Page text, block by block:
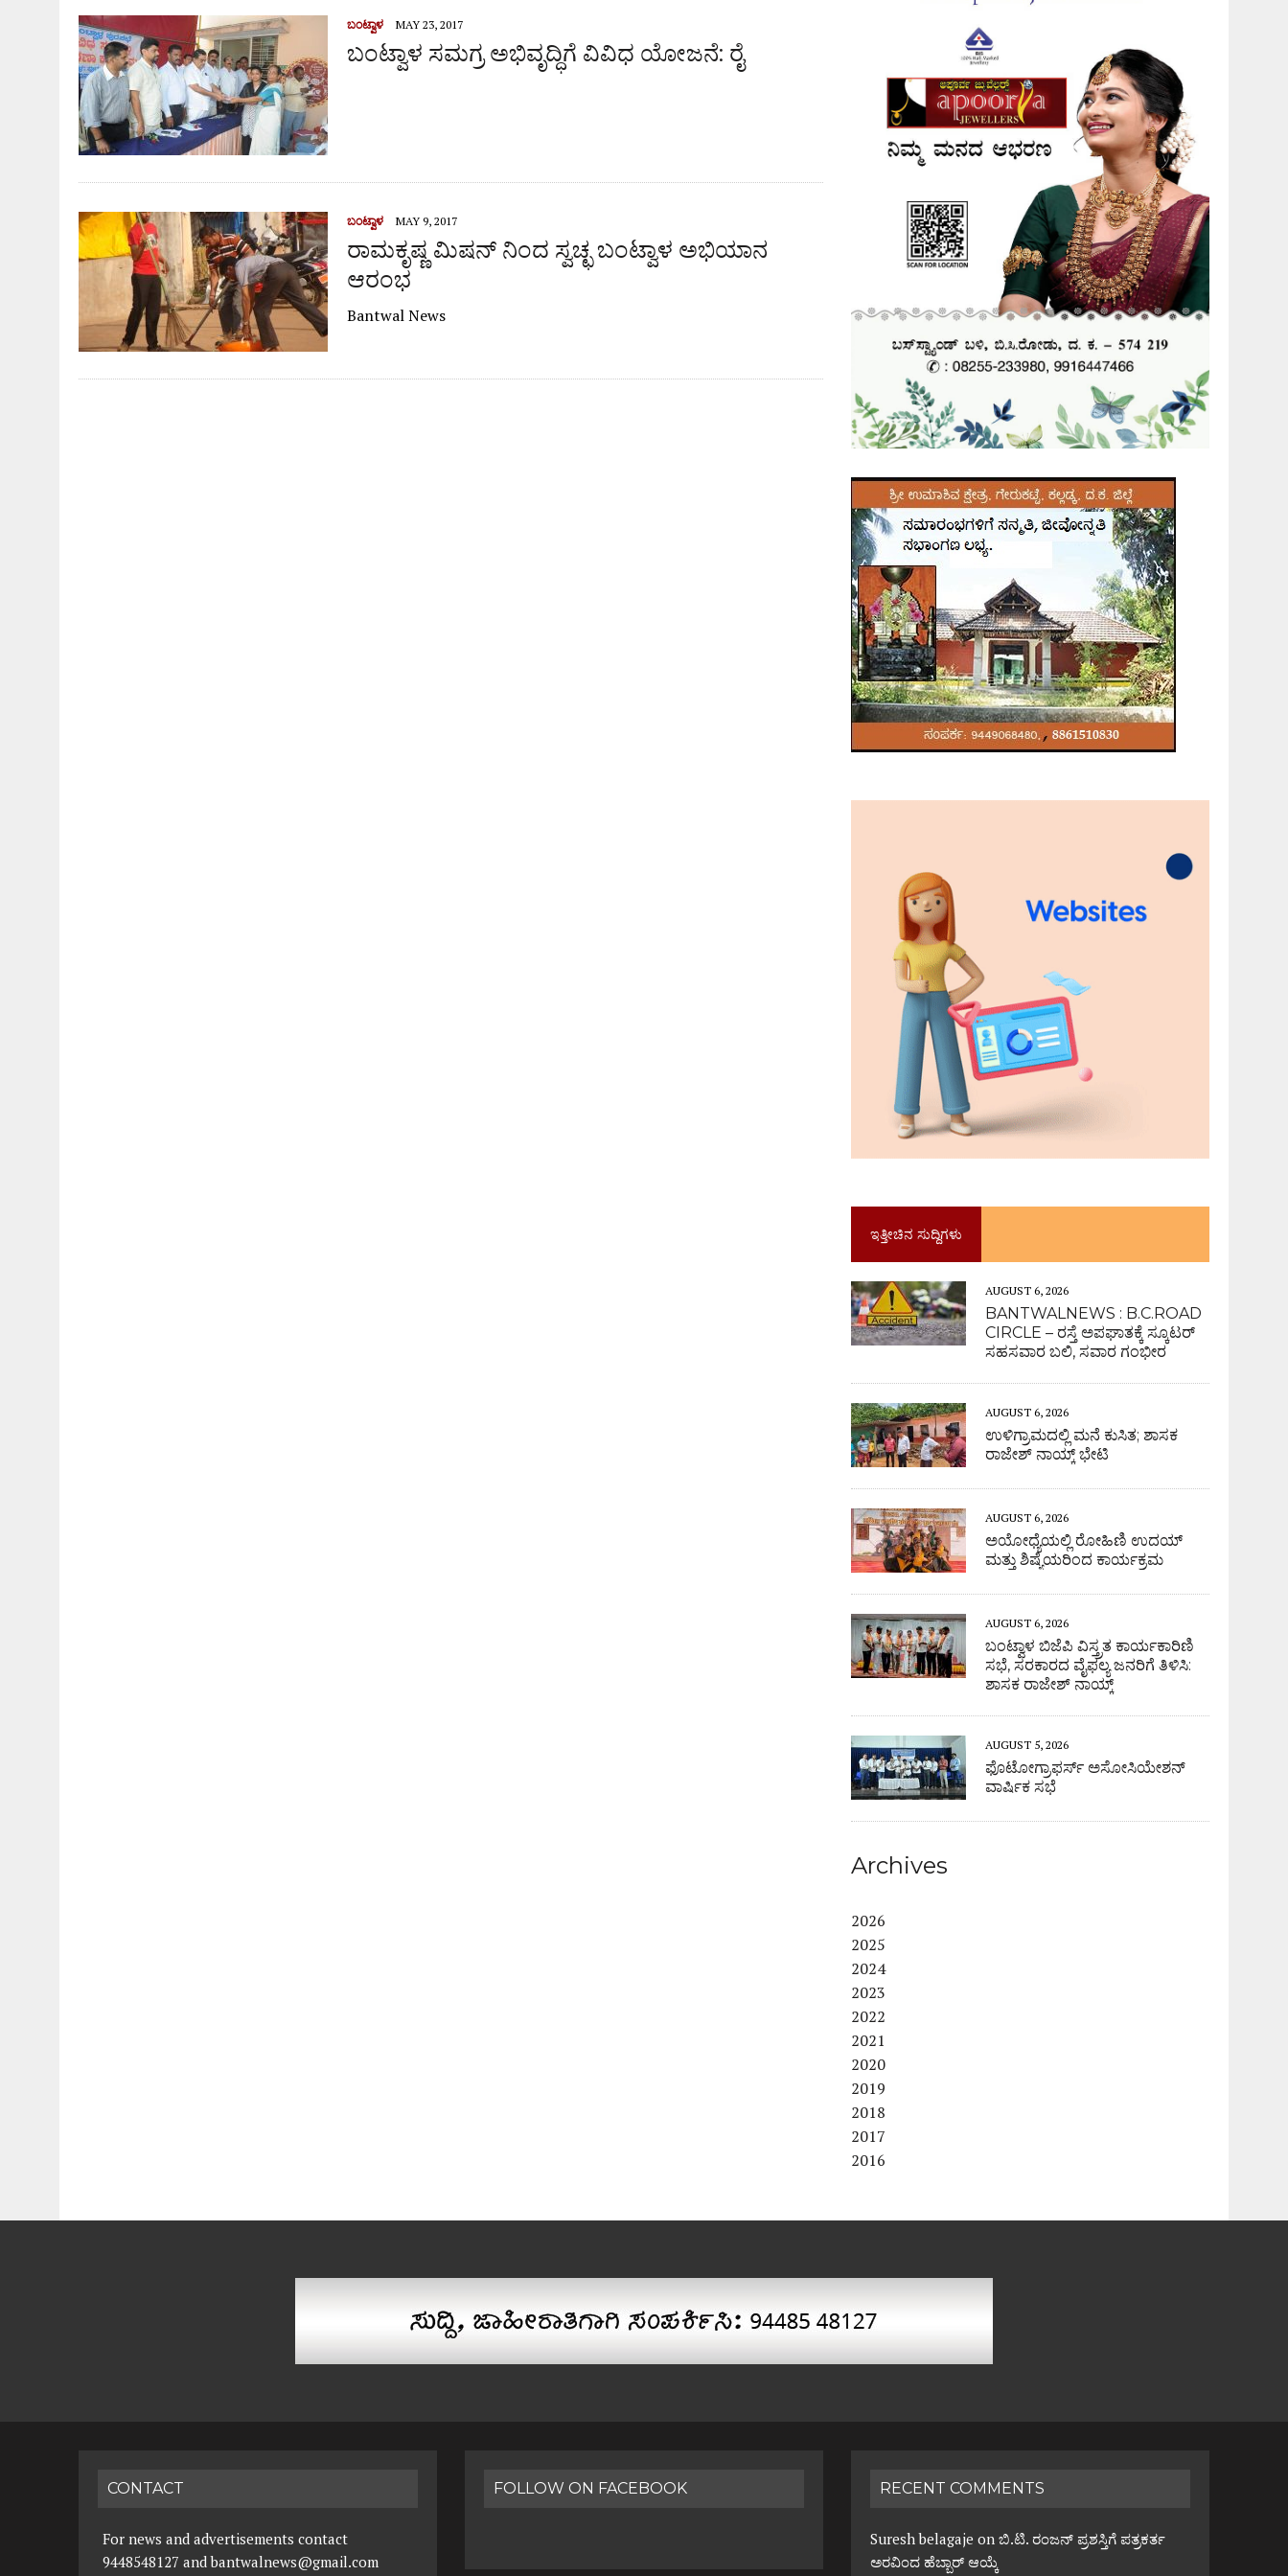
ಬಂಟ್ವಾಳ MAY 23, 2017
ಬಂಟ್ವಾಳ ಸಮಗ್ರ ಅಭಿವೃದ್ಧಿಗೆ ವಿವಿಧ ಯೋಜನೆ: ರೈ
ಬಂಟ್ವಾಳ MAY 9, 2017
ರಾಮಕೃಷ್ಣ ಮಿಷನ್ ನಿಂದ ಸ್ವಚ್ಛ ಬಂಟ್ವಾಳ ಅಭಿಯಾನ
ಆರಂಭ
Bantwal News
ಇತ್ತೀಚಿನ ಸುದ್ದಿಗಳು
AUGUST 6, 2026
BANTWALNEWS : B.C.ROAD
CIRCLE – ರಸ್ತೆ ಅಪಘಾತಕ್ಕೆ ಸ್ಕೂಟರ್
ಸಹಸವಾರ ಬಲಿ, ಸವಾರ ಗಂಭೀರ
AUGUST 6, 2026
ಉಳಿಗ್ರಾಮದಲ್ಲಿ ಮನೆ ಕುಸಿತ; ಶಾಸಕ
ರಾಜೇಶ್ ನಾಯ್ಕ್ ಭೇಟಿ
AUGUST 6, 2026
ಅಯೋಧ್ಯೆಯಲ್ಲಿ ರೋಹಿಣಿ ಉದಯ್
ಮತ್ತು ಶಿಷ್ಯೆಯರಿಂದ ಕಾರ್ಯಕ್ರಮ
AUGUST 6, 2026
ಬಂಟ್ವಾಳ ಬಿಜೆಪಿ ವಿಸ್ತ್ರತ ಕಾರ್ಯಕಾರಿಣಿ
ಸಭೆ, ಸರಕಾರದ ವೈಫಲ್ಯ ಜನರಿಗೆ ತಿಳಿಸಿ:
ಶಾಸಕ ರಾಜೇಶ್ ನಾಯ್ಕ್
AUGUST 5, 2026
ಫೊಟೋಗ್ರಾಫರ್ಸ್ ಅಸೋಸಿಯೇಶನ್
ವಾರ್ಷಿಕ ಸಭೆ
Archives
2026
2025
2024
2023
2022
2021
2020
2019
2018
2017
2016
CONTACT
For news and advertisements contact
9448548127 and bantwalnews@gmail.com
FOLLOW ON FACEBOOK RECENT COMMENTS
Suresh belagaje onಬಿ.ಟಿ. ರಂಜನ್ ಪ್ರಶಸ್ತಿಗೆ ಪತ್ರಕರ್ತ
ಅರವಿಂದ ಹೆಬ್ಬಾರ್ ಆಯ್ಕೆ